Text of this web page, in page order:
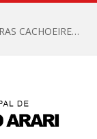
A VALORIZAÇÃO DAS HISTÓRIAS E CULTURAS CACHOEIRENSES